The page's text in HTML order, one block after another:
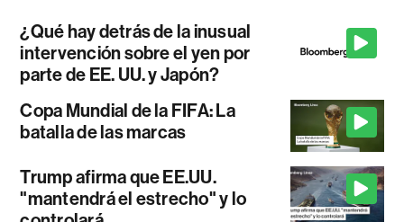
¿Qué hay detrás de la inusual
intervención sobre el yen por
parte de EE. UU. y Japón?
Copa Mundial de la FIFA: La
batalla de las marcas
Trump afirma que EE.UU.
"mantendrá el estrecho" y lo